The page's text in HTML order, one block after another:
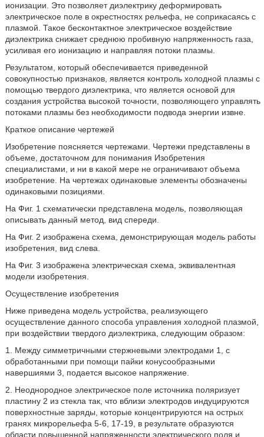
ионизации. Это позволяет диэлектрику деформировать
электрическое поле в окрестностях рельефа, не соприкасаясь с
плазмой. Такое бесконтактное электрическое воздействие
диэлектрика снижает среднюю пробивную напряженность газа,
усиливая его ионизацию и направляя потоки плазмы.
Результатом, который обеспечивается приведенной
совокупностью признаков, является контроль холодной плазмы с
помощью твердого диэлектрика, что является основой для
создания устройства высокой точности, позволяющего управлять
потоками плазмы без необходимости подвода энергии извне.
Краткое описание чертежей
Изобретение поясняется чертежами. Чертежи представлены в
объеме, достаточном для понимания Изобретения
специалистами, и ни в какой мере не ограничивают объема
изобретение. На чертежах одинаковые элементы обозначены
одинаковыми позициями.
На Фиг. 1 схематически представлена модель, позволяющая
описывать данный метод, вид спереди.
На Фиг. 2 изображена схема, демонстрирующая модель работы
изобретения, вид слева.
На Фиг. 3 изображена электрическая схема, эквивалентная
модели изобретения.
Осуществление изобретения
Ниже приведена модель устройства, реализующего
осуществление данного способа управления холодной плазмой,
при воздействии твердого диэлектрика, следующим образом:
1. Между симметричными стержневыми электродами 1, с
обработанными при помощи пайки конусообразными
навершиями 3, подается высокое напряжение.
2. Неоднородное электрическое поле источника поляризует
пластину 2 из стекла так, что вблизи электродов индуцируются
поверхностные заряды, которые концентрируются на острых
гранях микрорельефа 5-6, 17-19, в результате образуются
области повышенной напряженности электрического поля и